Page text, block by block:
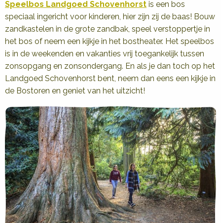
Speelbos Landgoed Schovenhorst is een bos
speciaal ingericht voor kinderen, hier zijn zij de baas! Bouw
zandkastelen in de grote zandbak, speel verstoppertje in
het bos of neem een kijkje in het bostheater. Het speelbos
is in de weekenden en vakanties vrij toegankelijk tussen
zonsopgang en zonsondergang. En als je dan toch op het
Landgoed Schovenhorst bent, neem dan eens een kijkje in
de Bostoren en geniet van het uitzicht!